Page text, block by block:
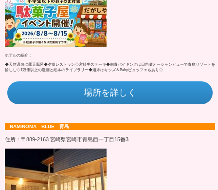
ホテルの紹介：
◆天然温泉に露天風呂◆夕食レストラン◇宮崎牛ステーキ◆朝食バイキングは日向灘オーシャンビューで青島リゾートを
愉しむ◇1万冊以上の漫画と絵本のライブラリー◆週末はキッズ＆Babyビュッフェもあり◇
場所を詳しく
NAMINOMA BLUE 青島
住所：〒889-2163 宮崎県宮崎市青島西一丁目15番3